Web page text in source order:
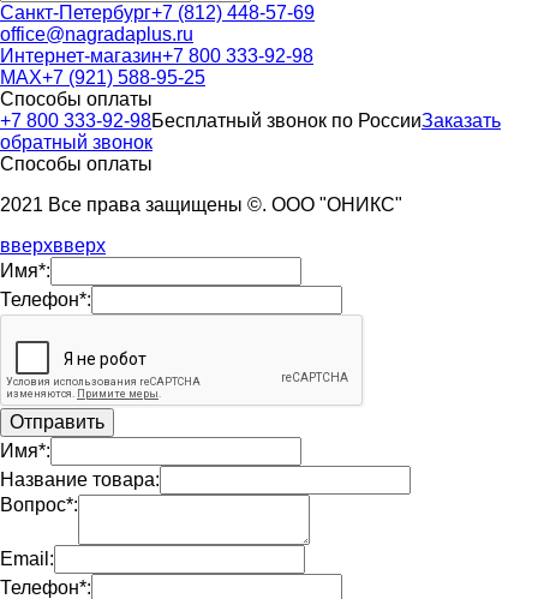
Санкт-Петербург+7 (812) 448-57-69
office@nagradaplus.ru
Интернет-магазин+7 800 333-92-98
MAX+7 (921) 588-95-25
Способы оплаты
+7 800 333-92-98Бесплатный звонок по РоссииЗаказать
обратный звонок
Способы оплаты
2021 Все права защищены ©. ООО "ОНИКС"
вверхвверх
Имя*:
Телефон*:
Имя*:
Название товара:
Вопрос*:
Email:
Телефон*: